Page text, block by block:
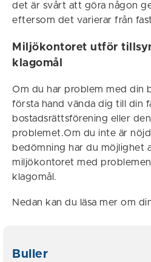
det är svårt att göra någon
eftersom det varierar från
Miljökontoret utför
klagomål
Om du har problem med din
första hand vända dig till din
bostadsrättsförening eller
problemet.Om du inte är
bedömning har du möjlighet
miljökontoret med
klagomål.
Nedan kan du läsa mer om
Buller